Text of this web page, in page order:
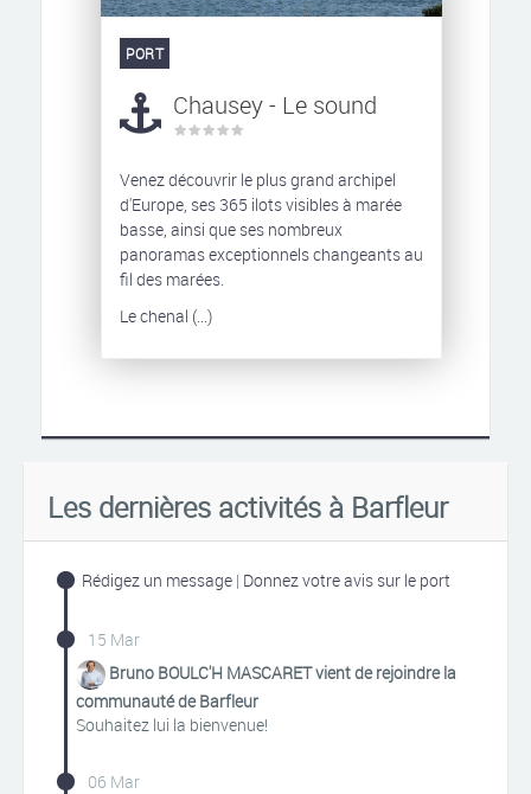
PORT
Chausey - Le sound
Venez découvrir le plus grand archipel
d'Europe, ses 365 ilots visibles à marée
basse, ainsi que ses nombreux
panoramas exceptionnels changeants au
fil des marées.
Le chenal (...)
Les dernières activités à Barfleur
Rédigez un message | Donnez votre avis sur le port
15 Mar
Bruno BOULC'H MASCARET vient de rejoindre la
communauté de Barfleur
Souhaitez lui la bienvenue!
06 Mar